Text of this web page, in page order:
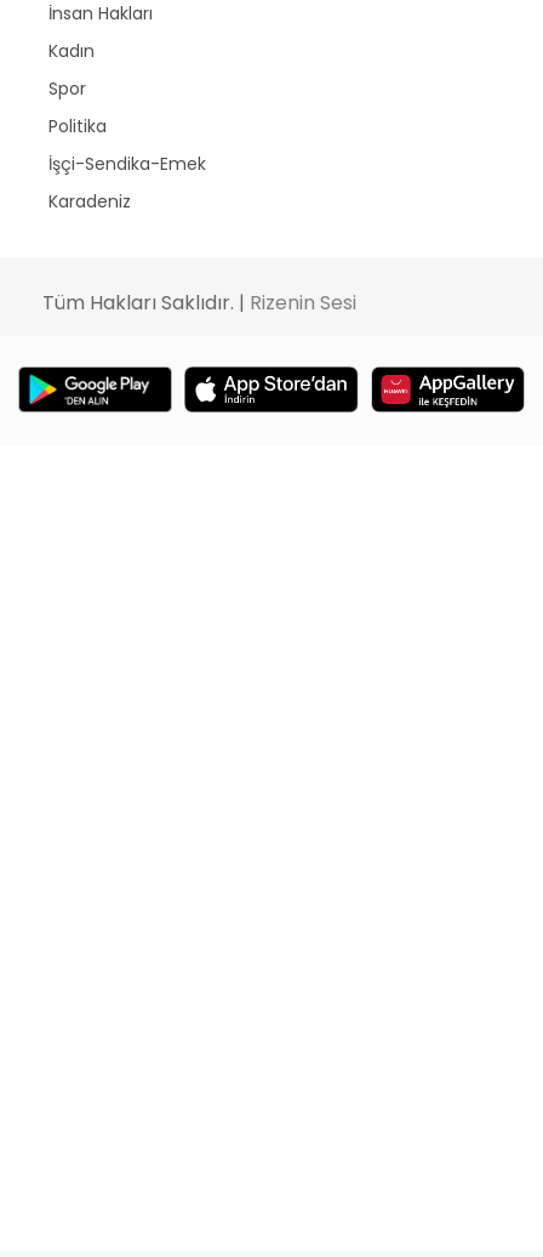
İnsan Hakları
Kadın
Spor
Politika
İşçi-Sendika-Emek
Karadeniz
Tüm Hakları Saklıdır. | Rizenin Sesi